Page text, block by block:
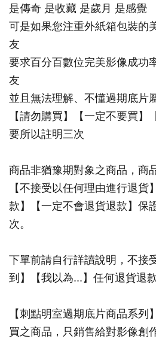
是傳奇 是收藏 是歲月 是感覺
可是如果您注重外紙箱包裝的
友
要求百分百數位完美影像成功
友
並且無法理解、不懂過期底片
【請勿購買】【一定不要買】
要所以註明三次
商品非猶豫期對象之商品，商
【不接受以任何理由進行退貨
款】【一定不會退貨退款】保
次。
下單前請自行詳讀說明，不接
到】【我以為...】任何退貨退款
【刺點明室過期底片商品系列
買之商品，只銷售給對影像創